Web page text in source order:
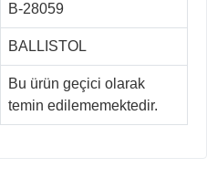
B-28059
BALLISTOL
Bu ürün geçici olarak
temin edilememektedir.